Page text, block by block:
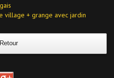
village + grange avec jardin